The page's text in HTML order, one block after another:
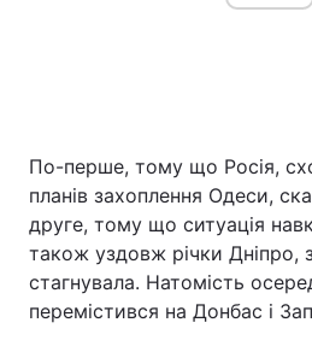
По-перше, тому що Росія,
планів захоплення Одеси,
друге, тому що ситуація
також уздовж річки Дніпро,
стагнувала. Натомість
перемістився на Донбас і